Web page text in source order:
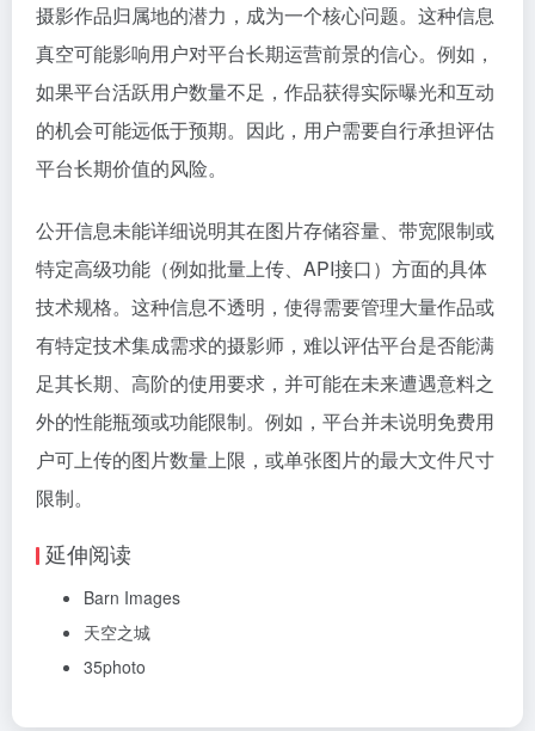
摄影作品归属地的潜力，成为一个核心问题。这种信息
真空可能影响用户对平台长期运营前景的信心。例如，
如果平台活跃用户数量不足，作品获得实际曝光和互动
的机会可能远低于预期。因此，用户需要自行承担评估
平台长期价值的风险。
公开信息未能详细说明其在图片存储容量、带宽限制或
特定高级功能（例如批量上传、API接口）方面的具体
技术规格。这种信息不透明，使得需要管理大量作品或
有特定技术集成需求的摄影师，难以评估平台是否能满
足其长期、高阶的使用要求，并可能在未来遭遇意料之
外的性能瓶颈或功能限制。例如，平台并未说明免费用
户可上传的图片数量上限，或单张图片的最大文件尺寸
限制。
延伸阅读
Barn Images
天空之城
35photo